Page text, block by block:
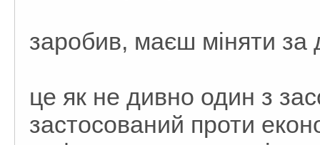
заробив, маєш міняти
це як не дивно один з
застосований проти